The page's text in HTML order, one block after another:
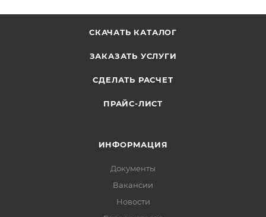
СКАЧАТЬ КАТАЛОГ
ЗАКАЗАТЬ УСЛУГИ
СДЕЛАТЬ РАСЧЕТ
ПРАЙС-ЛИСТ
ИНФОРМАЦИЯ
Документы
Вакансии
Новости